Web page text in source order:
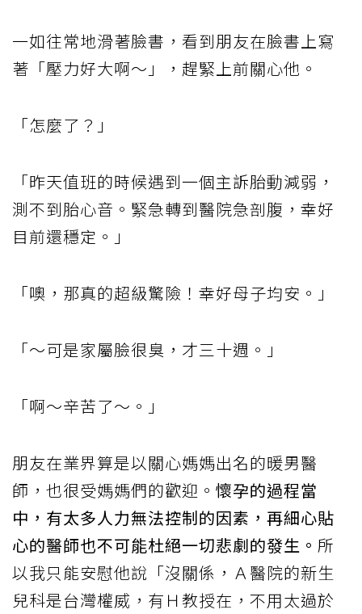
一如往常地滑著臉書，看到朋友在臉書上寫
著「壓力好大啊～」，趕緊上前關心他。
「怎麼了？」
「昨天值班的時候遇到一個主訴胎動減弱，
測不到胎心音。緊急轉到醫院急剖腹，幸好
目前還穩定。」
「噢，那真的超級驚險！幸好母子均安。」
「～可是家屬臉很臭，才三十週。」
「啊～辛苦了～。」
朋友在業界算是以關心媽媽出名的暖男醫
師，也很受媽媽們的歡迎。 懷孕的過程當
中，有太多人力無法控制的因素，再細心貼
心的醫師也不可能杜絕一切悲劇的發生。 所
以我只能安慰他說「沒關係，Ａ醫院的新生
兒科是台灣權威，有Ｈ教授在，不用太過於